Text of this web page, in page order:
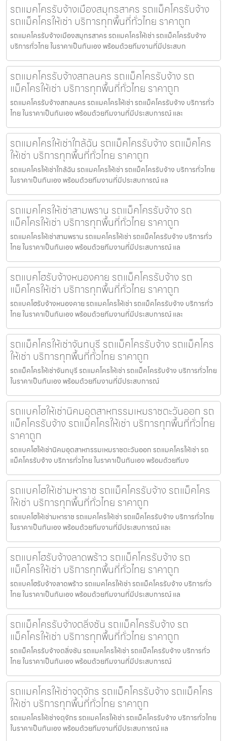
รถแมคโครรับจ้างเมืองสมุทรสาคร รถแม็คโครรับจ้าง
รถแม็คโครให้เช่า บริการทุกพื้นที่ทั่วไทย ราคาถูก
รถแมคโครรับจ้างเมืองสมุทรสาคร รถแมคโครให้เช่า รถแม็คโครรับจ้าง
บริการทั่วไทย ในราคาเป็นกันเอง พร้อมด้วยทีมงานที่มีประสบก
รถแมคโครรับจ้างสกลนคร รถแม็คโครรับจ้าง รถ
แม็คโครให้เช่า บริการทุกพื้นที่ทั่วไทย ราคาถูก
รถแมคโครรับจ้างสกลนคร รถแมคโครให้เช่า รถแม็คโครรับจ้าง บริการทั่ว
ไทย ในราคาเป็นกันเอง พร้อมด้วยทีมงานที่มีประสบการณ์ และ
รถแมคโครให้เช่าใกล้ฉัน รถแม็คโครรับจ้าง รถแม็คโคร
ให้เช่า บริการทุกพื้นที่ทั่วไทย ราคาถูก
รถแมคโครให้เช่าใกล้ฉัน รถแมคโครให้เช่า รถแม็คโครรับจ้าง บริการทั่วไทย
ในราคาเป็นกันเอง พร้อมด้วยทีมงานที่มีประสบการณ์ แล
รถแมคโครให้เช่าสามพราน รถแม็คโครรับจ้าง รถ
แม็คโครให้เช่า บริการทุกพื้นที่ทั่วไทย ราคาถูก
รถแมคโครให้เช่าสามพราน รถแมคโครให้เช่า รถแม็คโครรับจ้าง บริการทั่ว
ไทย ในราคาเป็นกันเอง พร้อมด้วยทีมงานที่มีประสบการณ์ แล
รถแบคโฮรับจ้างหนองคาย รถแม็คโครรับจ้าง รถ
แม็คโครให้เช่า บริการทุกพื้นที่ทั่วไทย ราคาถูก
รถแบคโฮรับจ้างหนองคาย รถแมคโครให้เช่า รถแม็คโครรับจ้าง บริการทั่ว
ไทย ในราคาเป็นกันเอง พร้อมด้วยทีมงานที่มีประสบการณ์ และ
รถแม็คโครให้เช่าจันทบุรี รถแม็คโครรับจ้าง รถแม็คโคร
ให้เช่า บริการทุกพื้นที่ทั่วไทย ราคาถูก
รถแม็คโครให้เช่าจันทบุรี รถแมคโครให้เช่า รถแม็คโครรับจ้าง บริการทั่วไทย
ในราคาเป็นกันเอง พร้อมด้วยทีมงานที่มีประสบการณ์
รถแบคโฮให้เช่านิคมอุตสาหกรรมเหมราชตะวันออก รถ
แม็คโครรับจ้าง รถแม็คโครให้เช่า บริการทุกพื้นที่ทั่วไทย
ราคาถูก
รถแบคโฮให้เช่านิคมอุตสาหกรรมเหมราชตะวันออก รถแมคโครให้เช่า รถ
แม็คโครรับจ้าง บริการทั่วไทย ในราคาเป็นกันเอง พร้อมด้วยทีมง
รถแบคโฮให้เช่ามหาราช รถแม็คโครรับจ้าง รถแม็คโคร
ให้เช่า บริการทุกพื้นที่ทั่วไทย ราคาถูก
รถแบคโฮให้เช่ามหาราช รถแมคโครให้เช่า รถแม็คโครรับจ้าง บริการทั่วไทย
ในราคาเป็นกันเอง พร้อมด้วยทีมงานที่มีประสบการณ์ และ
รถแบคโฮรับจ้างลาดพร้าว รถแม็คโครรับจ้าง รถ
แม็คโครให้เช่า บริการทุกพื้นที่ทั่วไทย ราคาถูก
รถแบคโฮรับจ้างลาดพร้าว รถแมคโครให้เช่า รถแม็คโครรับจ้าง บริการทั่ว
ไทย ในราคาเป็นกันเอง พร้อมด้วยทีมงานที่มีประสบการณ์ แล
รถแม็คโครรับจ้างตลิ่งชัน รถแม็คโครรับจ้าง รถ
แม็คโครให้เช่า บริการทุกพื้นที่ทั่วไทย ราคาถูก
รถแม็คโครรับจ้างตลิ่งชัน รถแมคโครให้เช่า รถแม็คโครรับจ้าง บริการทั่ว
ไทย ในราคาเป็นกันเอง พร้อมด้วยทีมงานที่มีประสบการณ์
รถแมคโครให้เช่าจตุจักร รถแม็คโครรับจ้าง รถแม็คโคร
ให้เช่า บริการทุกพื้นที่ทั่วไทย ราคาถูก
รถแมคโครให้เช่าจตุจักร รถแมคโครให้เช่า รถแม็คโครรับจ้าง บริการทั่วไทย
ในราคาเป็นกันเอง พร้อมด้วยทีมงานที่มีประสบการณ์ แล